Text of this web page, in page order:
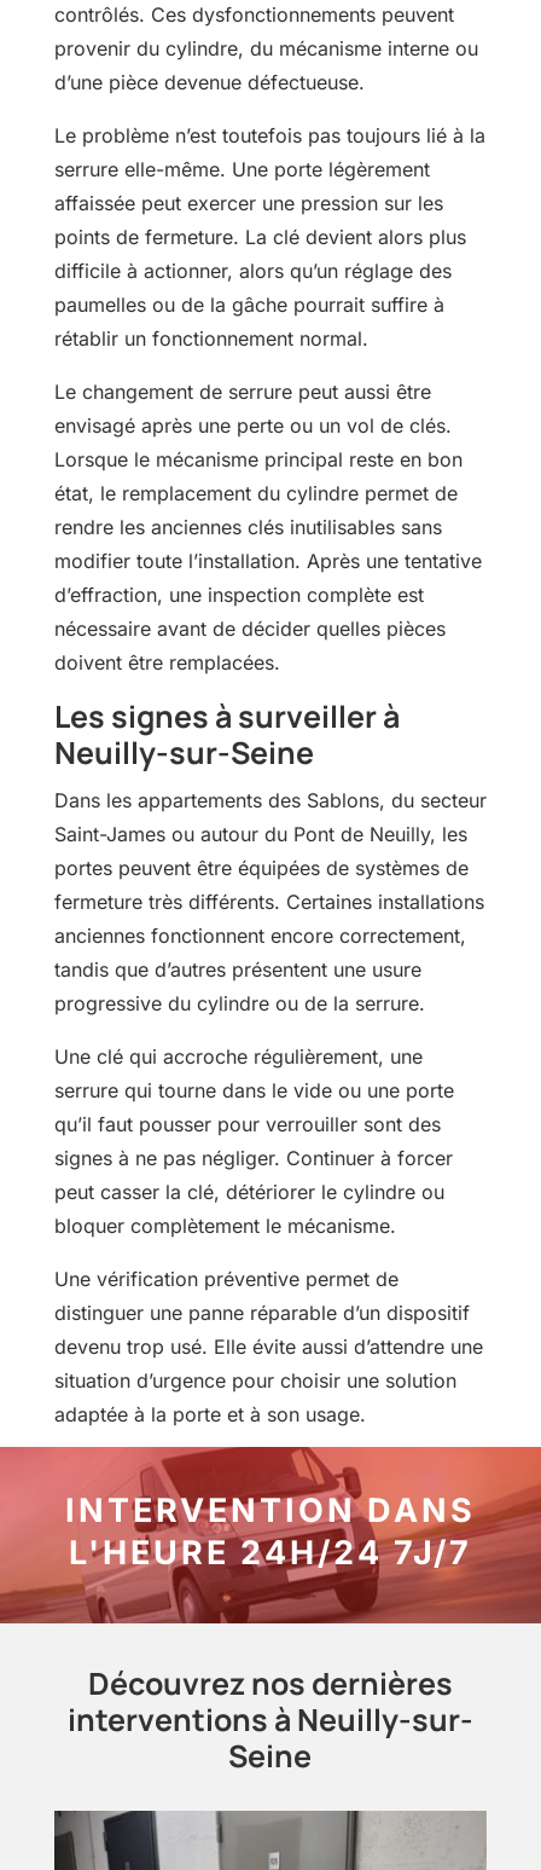
contrôlés. Ces dysfonctionnements peuvent
provenir du cylindre, du mécanisme interne ou
d’une pièce devenue défectueuse.
Le problème n’est toutefois pas toujours lié à la
serrure elle-même. Une porte légèrement
affaissée peut exercer une pression sur les
points de fermeture. La clé devient alors plus
difficile à actionner, alors qu’un réglage des
paumelles ou de la gâche pourrait suffire à
rétablir un fonctionnement normal.
Le changement de serrure peut aussi être
envisagé après une perte ou un vol de clés.
Lorsque le mécanisme principal reste en bon
état, le remplacement du cylindre permet de
rendre les anciennes clés inutilisables sans
modifier toute l’installation. Après une tentative
d’effraction, une inspection complète est
nécessaire avant de décider quelles pièces
doivent être remplacées.
Les signes à surveiller à
Neuilly-sur-Seine
Dans les appartements des Sablons, du secteur
Saint-James ou autour du Pont de Neuilly, les
portes peuvent être équipées de systèmes de
fermeture très différents. Certaines installations
anciennes fonctionnent encore correctement,
tandis que d’autres présentent une usure
progressive du cylindre ou de la serrure.
Une clé qui accroche régulièrement, une
serrure qui tourne dans le vide ou une porte
qu’il faut pousser pour verrouiller sont des
signes à ne pas négliger. Continuer à forcer
peut casser la clé, détériorer le cylindre ou
bloquer complètement le mécanisme.
Une vérification préventive permet de
distinguer une panne réparable d’un dispositif
devenu trop usé. Elle évite aussi d’attendre une
situation d’urgence pour choisir une solution
adaptée à la porte et à son usage.
INTERVENTION DANS
L'HEURE 24H/24 7J/7
Découvrez nos dernières
interventions à Neuilly-sur-
Seine